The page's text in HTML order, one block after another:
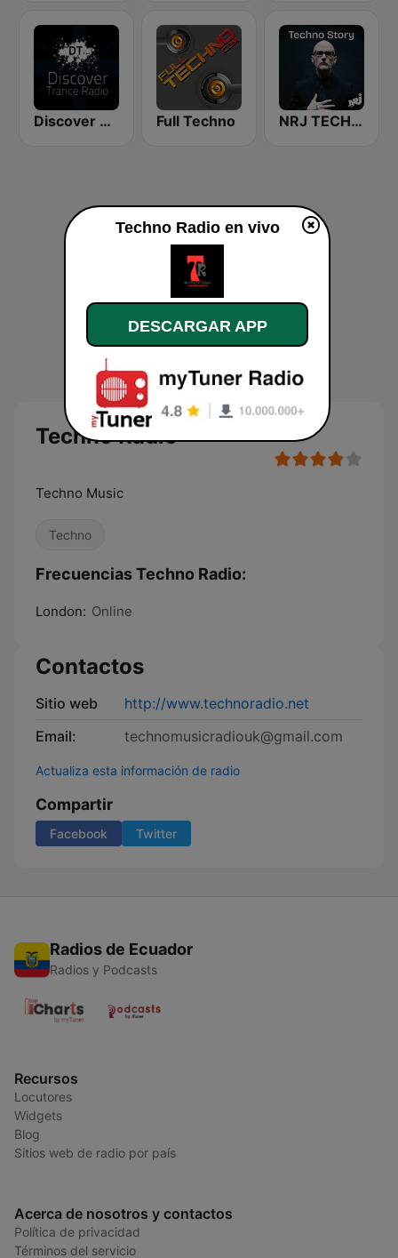
Discover Trance Radio Full Techno NRJ TECHNO STORY
Techno Radio
Techno Music
Techno
Frecuencias Techno Radio:
London: Online
Contactos
Sitio web
http://www.technoradio.net
Email:
technomusicradiouk@gmail.com
Actualiza esta información de radio
Compartir
Facebook Twitter
Radios de Ecuador
Radios y Podcasts
Recursos
Locutores
Widgets
Blog
Sitios web de radio por país
Acerca de nosotros y contactos
Política de privacidad
Términos del servicio
Techno Radio en vivo
DESCARGAR APP